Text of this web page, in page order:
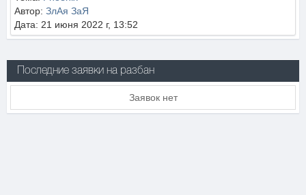
Автор: ЗлАя ЗаЯ
Дата: 21 июня 2022 г, 13:52
Последние заявки на разбан
Заявок нет